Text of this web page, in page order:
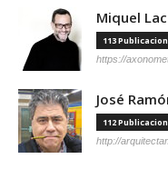
Miquel
113
https://
José
112
http://